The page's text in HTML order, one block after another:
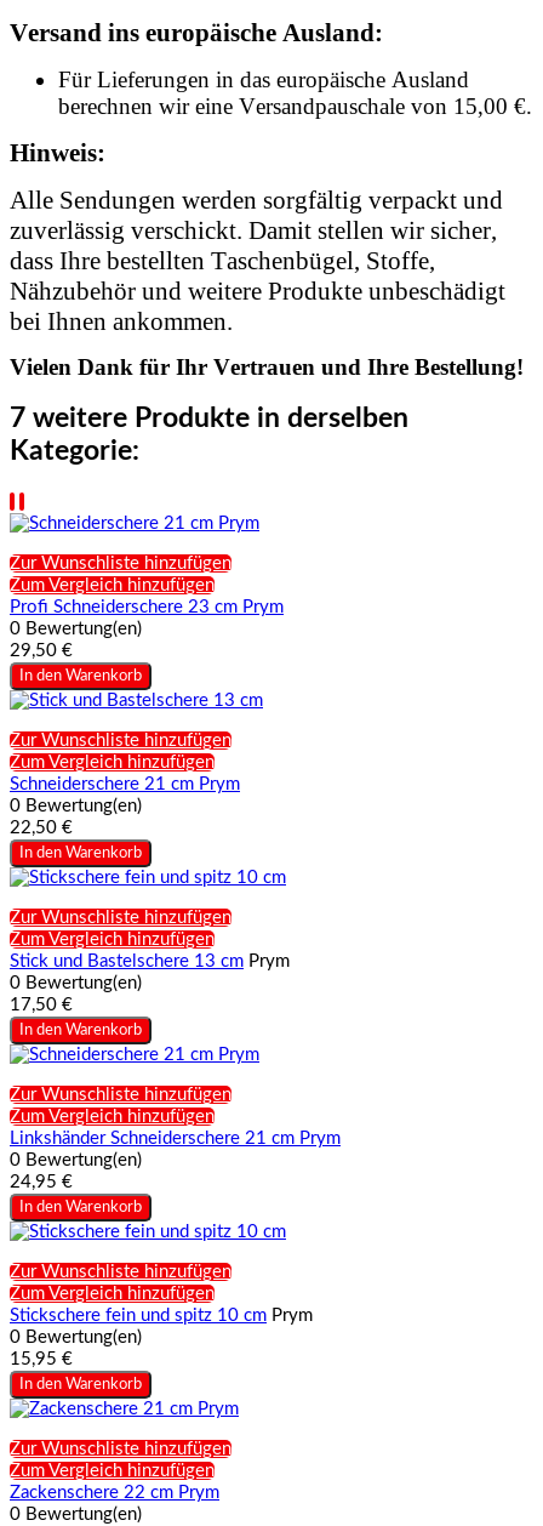
Versand ins europäische Ausland:
Für Lieferungen in das europäische Ausland
berechnen wir eine Versandpauschale von 15,00 €.
Hinweis:
Alle Sendungen werden sorgfältig verpackt und
zuverlässig verschickt. Damit stellen wir sicher,
dass Ihre bestellten Taschenbügel, Stoffe,
Nähzubehör und weitere Produkte unbeschädigt
bei Ihnen ankommen.
Vielen Dank für Ihr Vertrauen und Ihre Bestellung!
7 weitere Produkte in derselben
Kategorie:
Zur Wunschliste hinzufügen
Zum Vergleich hinzufügen
Profi Schneiderschere 23 cm Prym
0 Bewertung(en)
29,50 €
In den Warenkorb
Zur Wunschliste hinzufügen
Zum Vergleich hinzufügen
Schneiderschere 21 cm Prym
0 Bewertung(en)
22,50 €
In den Warenkorb
Zur Wunschliste hinzufügen
Zum Vergleich hinzufügen
Stick und Bastelschere 13 cm Prym
0 Bewertung(en)
17,50 €
In den Warenkorb
Zur Wunschliste hinzufügen
Zum Vergleich hinzufügen
Linkshänder Schneiderschere 21 cm Prym
0 Bewertung(en)
24,95 €
In den Warenkorb
Zur Wunschliste hinzufügen
Zum Vergleich hinzufügen
Stickschere fein und spitz 10 cm Prym
0 Bewertung(en)
15,95 €
In den Warenkorb
Zur Wunschliste hinzufügen
Zum Vergleich hinzufügen
Zackenschere 22 cm Prym
0 Bewertung(en)